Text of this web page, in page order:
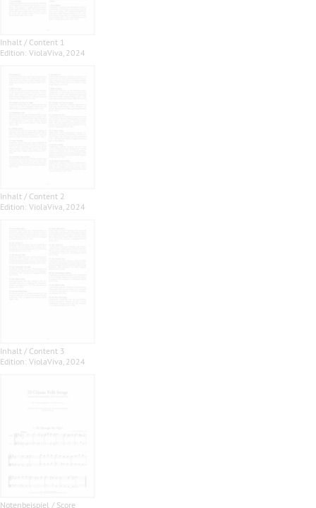
Inhalt / Content 1
Edition: ViolaViva, 2024
Inhalt / Content 2
Edition: ViolaViva, 2024
Inhalt / Content 3
Edition: ViolaViva, 2024
Notenbeispiel / Score